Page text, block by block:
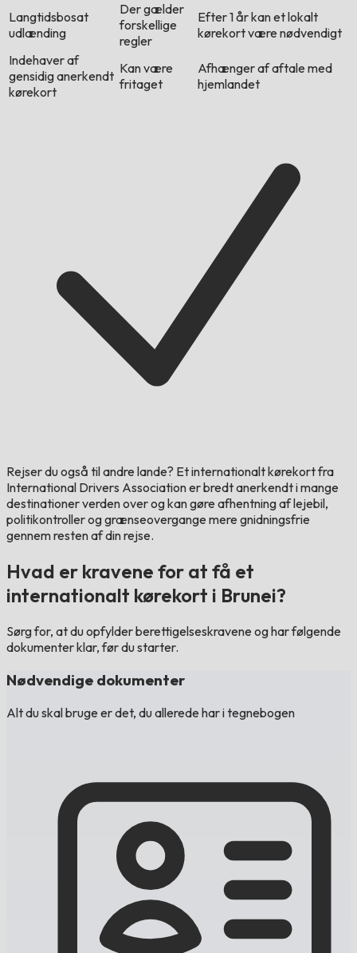
Langtidsbosat
udlænding
Der gælder
forskellige
regler
Efter 1 år kan et lokalt
kørekort være nødvendigt
Indehaver af
gensidig anerkendt
kørekort
Kan være
fritaget
Afhænger af aftale med
hjemlandet
Rejser du også til andre lande? Et internationalt kørekort fra
International Drivers Association er bredt anerkendt i mange
destinationer verden over og kan gøre afhentning af lejebil,
politikontroller og grænseovergange mere gnidningsfrie
gennem resten af din rejse.
Hvad er kravene for at få et
internationalt kørekort i Brunei?
Sørg for, at du opfylder berettigelseskravene og har følgende
dokumenter klar, før du starter.
Nødvendige dokumenter
Alt du skal bruge er det, du allerede har i tegnebogen